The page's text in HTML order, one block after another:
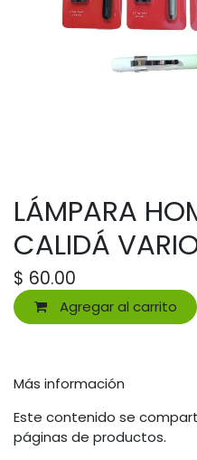
LÁMPARA
CALIDÁ
$ 60.00
Agregar al carrito
Más información
Este contenido se
páginas de productos.